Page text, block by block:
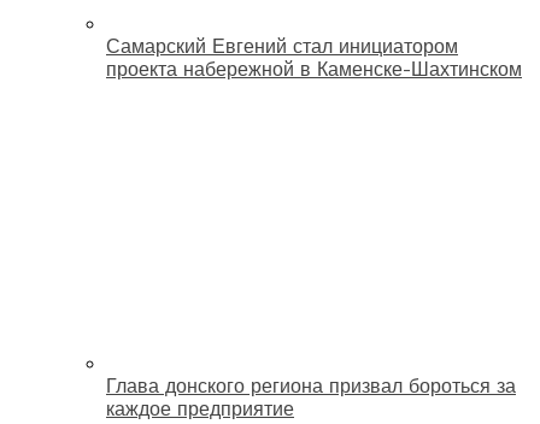
Самарский Евгений стал инициатором
проекта набережной в Каменске-Шахтинском
Глава донского региона призвал бороться за
каждое предприятие